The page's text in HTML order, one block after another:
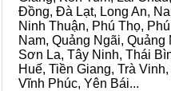
Đồng, Đà Lạt, Long An,
Ninh Thuận, Phú Thọ,
Nam, Quảng Ngãi, Quảng
Sơn La, Tây Ninh, Thái
Huế, Tiền Giang, Trà
Vĩnh Phúc, Yên Bái...